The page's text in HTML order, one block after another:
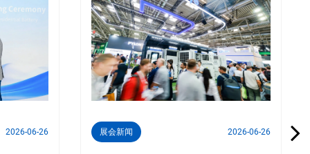
2026-06-26 展会新闻 2026-06-26